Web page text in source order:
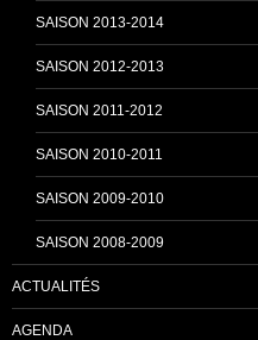
n
SAISON 2013-2014
SAISON 2012-2013
SAISON 2011-2012
SAISON 2010-2011
SAISON 2009-2010
SAISON 2008-2009
ACTUALITÉS
AGENDA